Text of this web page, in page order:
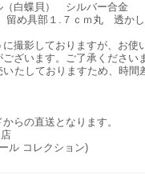
（白蝶貝） シルバー合金
留め具部１.７ｃｍ丸 透か
撮影しておりますが、お使
ざいます。ご了承ください
たしておりますため、時
らの直送となります。
店
ル コレクション)